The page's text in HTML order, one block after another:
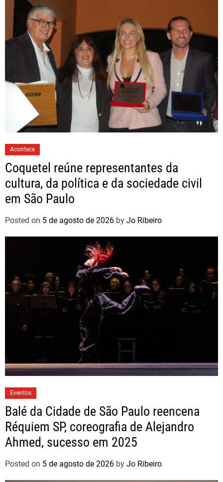
Acontece
Coquetel reúne representantes da
cultura, da política e da sociedade civil
em São Paulo
Posted on 5 de agosto de 2026 by Jo Ribeiro
Eventos
Balé da Cidade de São Paulo reencena
Réquiem SP, coreografia de Alejandro
Ahmed, sucesso em 2025
Posted on 5 de agosto de 2026 by Jo Ribeiro